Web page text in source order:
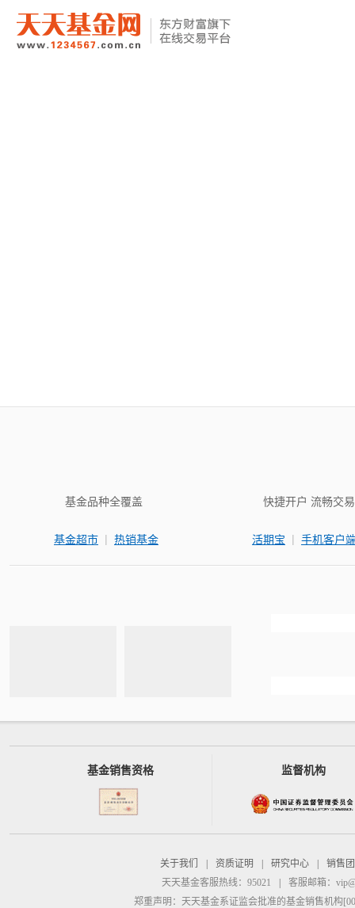
基金品种全覆盖
基金超市 | 热销基金
快捷开户 流畅交易
活期宝 | 手机客户
基金销售资格 监督机构
关于我们 资质证明 研究中心
销售
天天基金客服热线：95021
客服邮箱：
郑重声明： 天天基金系证监会批准的基金销售机构